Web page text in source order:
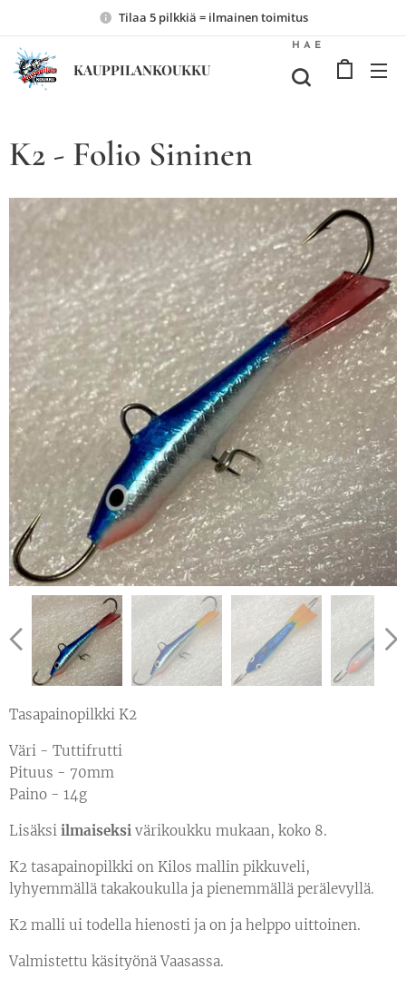
Tilaa 5 pilkkiä = ilmainen toimitus
KAUPPILANKOUKKU
HAE
K2 - Folio Sininen
Tasapainopilkki K2
Väri - Tuttifrutti
Pituus - 70mm
Paino - 14g
Lisäksi ilmaiseksi värikoukku mukaan, koko 8.
K2 tasapainopilkki on Kilos mallin pikkuveli,
lyhyemmällä takakoukulla ja pienemmällä perälevyllä.
K2 malli ui todella hienosti ja on ja helppo uittoinen.
Valmistettu käsityönä Vaasassa.